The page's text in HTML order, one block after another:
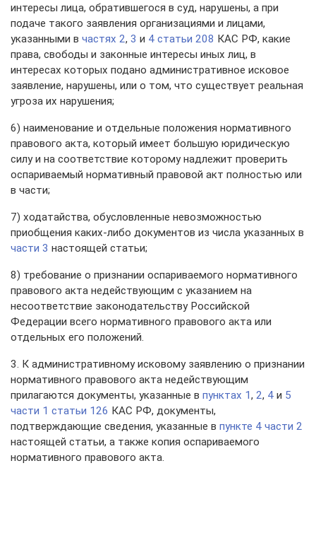
интересы лица, обратившегося в суд, нарушены, а при
подаче такого заявления организациями и лицами,
указанными в частях 2, 3 и 4 статьи 208 КАС РФ, какие
права, свободы и законные интересы иных лиц, в
интересах которых подано административное исковое
заявление, нарушены, или о том, что существует реальная
угроза их нарушения;
6) наименование и отдельные положения нормативного
правового акта, который имеет большую юридическую
силу и на соответствие которому надлежит проверить
оспариваемый нормативный правовой акт полностью или
в части;
7) ходатайства, обусловленные невозможностью
приобщения каких-либо документов из числа указанных в
части 3 настоящей статьи;
8) требование о признании оспариваемого нормативного
правового акта недействующим с указанием на
несоответствие законодательству Российской
Федерации всего нормативного правового акта или
отдельных его положений.
3. К административному исковому заявлению о признании
нормативного правового акта недействующим
прилагаются документы, указанные в пунктах 1, 2, 4 и 5
части 1 статьи 126 КАС РФ, документы,
подтверждающие сведения, указанные в пункте 4 части 2
настоящей статьи, а также копия оспариваемого
нормативного правового акта.